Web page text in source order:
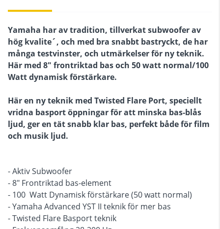
Yamaha har av tradition, tillverkat subwoofer av
hög kvalite´, och med bra snabbt bastryckt, de har
många testvinster, och utmärkelser för ny teknik.
Här med 8" frontriktad bas och 50 watt normal/100
Watt dynamisk förstärkare.
Här en ny teknik med Twisted Flare Port, speciellt
vridna basport öppningar för att minska bas-blås
ljud, ger en tät snabb klar bas, perfekt både för film
och musik ljud.
- Aktiv Subwoofer
- 8" Frontriktad bas-element
- 100 Watt Dynamisk förstärkare (50 watt normal)
- Yamaha Advanced YST II teknik för mer bas
- Twisted Flare Basport teknik